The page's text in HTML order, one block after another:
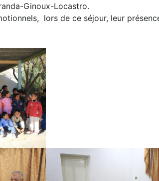
Ginoux-Locastro.
lors de ce séjour, leur